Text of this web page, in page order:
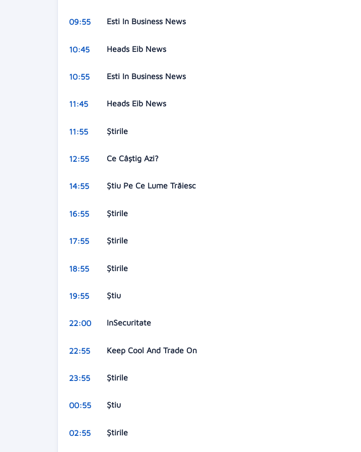
09:55 Esti In Business News
10:45 Heads Eib News
10:55 Esti In Business News
11:45 Heads Eib News
11:55 Știrile
12:55 Ce Câștig Azi?
14:55 Știu Pe Ce Lume Trăiesc
16:55 Știrile
17:55 Știrile
18:55 Știrile
19:55 Știu
22:00 InSecuritate
22:55 Keep Cool And Trade On
23:55 Știrile
00:55 Știu
02:55 Știrile